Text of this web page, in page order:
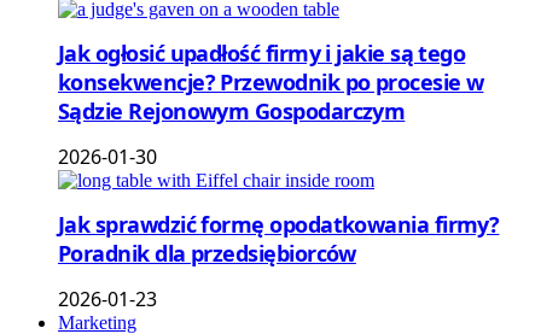
Jak ogłosić upadłość firmy i jakie są tego
konsekwencje? Przewodnik po procesie w
Sądzie Rejonowym Gospodarczym
2026-01-30
Jak sprawdzić formę opodatkowania firmy?
Poradnik dla przedsiębiorców
2026-01-23
Marketing